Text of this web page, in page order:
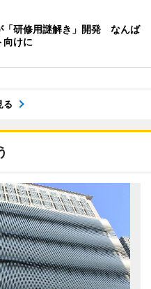
「研修用謎解き」開発 なんば
向けに
る